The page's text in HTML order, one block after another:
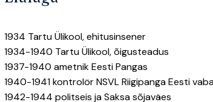
1934 Tartu Ülikool, ehitusinsener
1934-1940 Tartu Ülikool, õigusteadus
1937-1940 ametnik Eesti Pangas
1940-1941 kontrolör NSVL Riigipanga Eesti
1942-1944 politseis ja Saksa sõjaväes